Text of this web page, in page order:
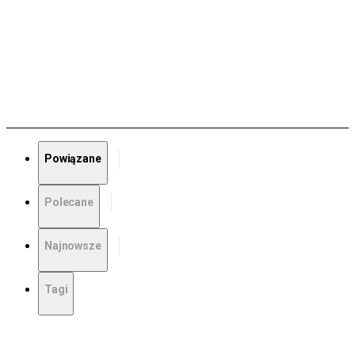
Powiązane
Polecane
Najnowsze
Tagi